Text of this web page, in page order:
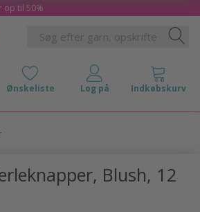
op til 50%
Blush, 12